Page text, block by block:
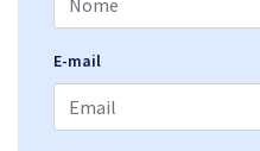
E-mail